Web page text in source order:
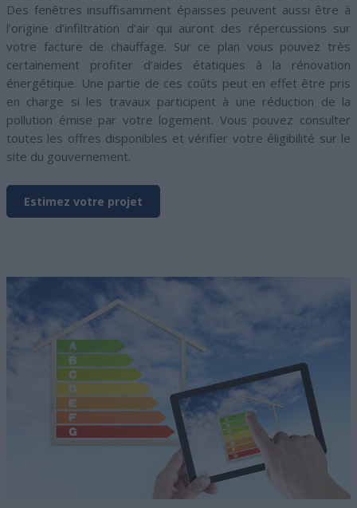
Des fenêtres insuffisamment épaisses peuvent aussi être à
l’origine d’infiltration d’air qui auront des répercussions sur
votre facture de chauffage. Sur ce plan vous pouvez très
certainement profiter d’aides étatiques à la rénovation
énergétique. Une partie de ces coûts peut en effet être pris
en charge si les travaux participent à une réduction de la
pollution émise par votre logement. Vous pouvez consulter
toutes les offres disponibles et vérifier votre éligibilité sur le
site du gouvernement.
Estimez votre projet